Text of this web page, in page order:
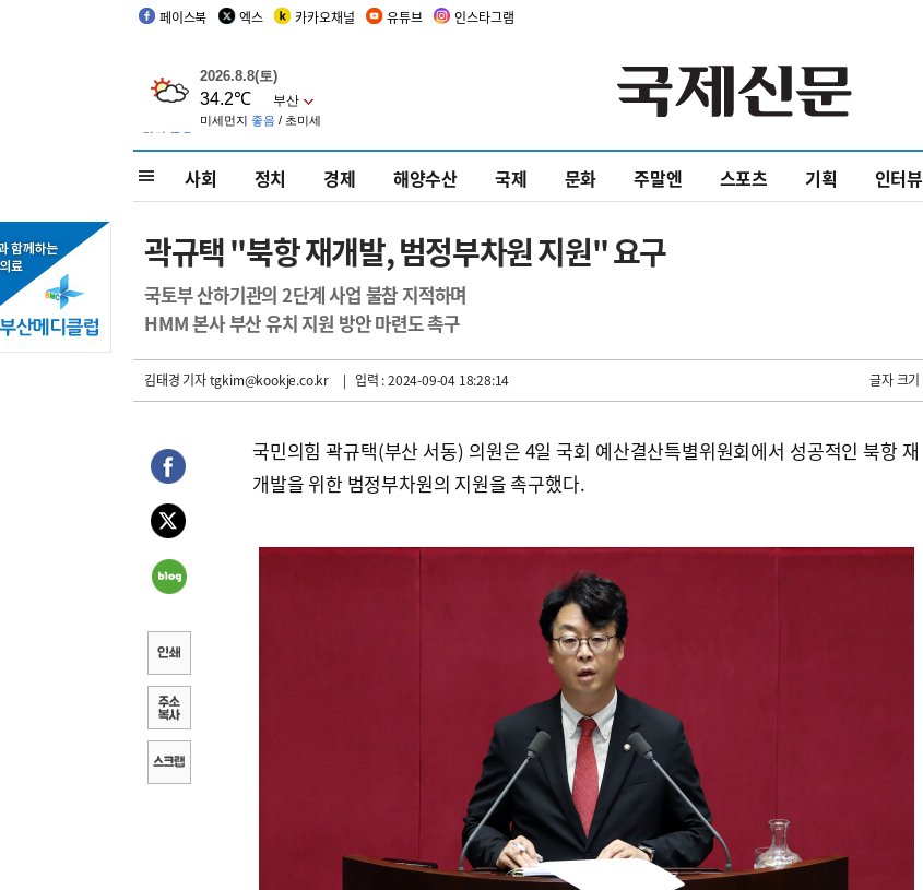
페이스북 엑스 카카오채널 유튜브 인스타그램
사회 정치 경제 해양수산 국제 문화 주말엔 스포츠 기획 인터뷰
곽규택 "북항 재개발, 범정부차원 지원" 요구
국토부 산하기관의 2단계 사업 불참 지적하며
HMM 본사 부산 유치 지원 방안 마련도 촉구
김태경 기자tgkim@kookje.co.kr | 입력 : 2024-09-04 18:28:14 글자 크기
국민의힘 곽규택(부산 서동) 의원은 4일 국회 예산결산특별위원회에서 성공적인 북항 재
개발을 위한 범정부차원의 지원을 촉구했다.